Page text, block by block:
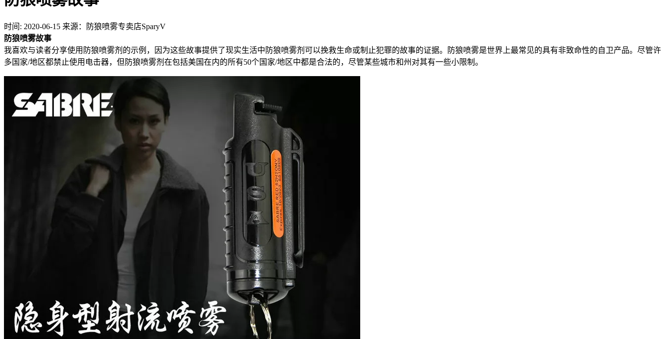
时间: 2020-06-15 来源：防狼喷雾专卖店SparyV
防狼喷雾故事
我喜欢与读者分享使用防狼喷雾剂的示例，因为这些故事提供了现实生活中防狼喷雾剂可以挽救生命或制止犯罪的故事的证据。防狼喷雾是世界上最常见的具有非致命性的自卫产品。尽管许
多国家/地区都禁止使用电击器，但防狼喷雾剂在包括美国在内的所有50个国家/地区中都是合法的，尽管某些城市和州对其有一些小限制。